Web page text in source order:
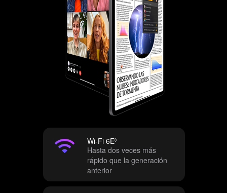
Wi-Fi 6E◊
o
n
u
Hasta dos veces más
rápido que la generación
anterior